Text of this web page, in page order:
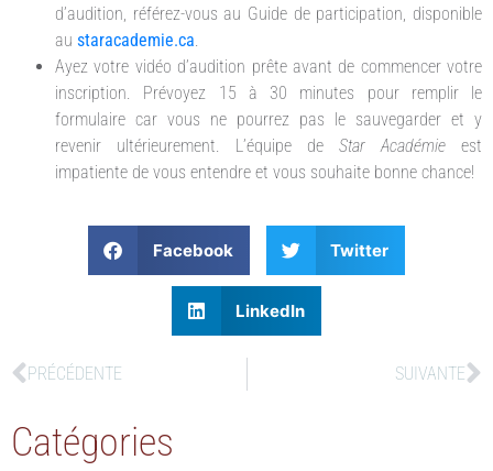
d’audition, référez-vous au Guide de participation, disponible
au staracademie.ca.
Ayez votre vidéo d’audition prête avant de commencer votre
inscription. Prévoyez 15 à 30 minutes pour remplir le
formulaire car vous ne pourrez pas le sauvegarder et y
revenir ultérieurement.
L’équipe de Star Académie est
impatiente de vous entendre et vous souhaite bonne chance!
Facebook Twitter
LinkedIn
PRÉCÉDENTE SUIVANTE
Catégories